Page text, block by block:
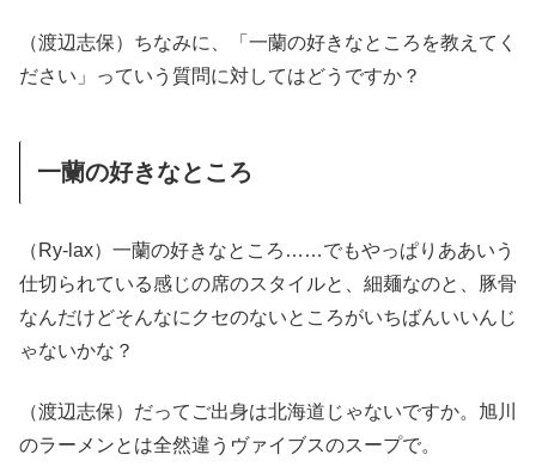
（渡辺志保）ちなみに、「一蘭の好きなところを教えてく
ださい」っていう質問に対してはどうですか？
一蘭の好きなところ
（Ry-lax）一蘭の好きなところ……でもやっぱりああいう
仕切られている感じの席のスタイルと、細麺なのと、豚骨
なんだけどそんなにクセのないところがいちばんいいんじ
ゃないかな？
（渡辺志保）だってご出身は北海道じゃないですか。旭川
のラーメンとは全然違うヴァイブスのスープで。